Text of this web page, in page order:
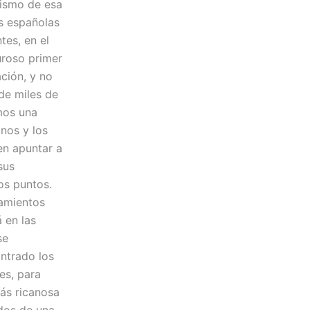
de esa
españolas
en el
primer
y no
miles de
una
y los
apuntar a
puntos.
en las
los
para
ricanosa